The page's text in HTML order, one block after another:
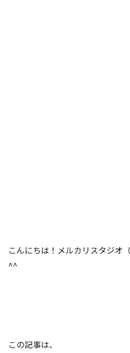
こんにちは！メルカリスタジオ（
^^
この記事は、